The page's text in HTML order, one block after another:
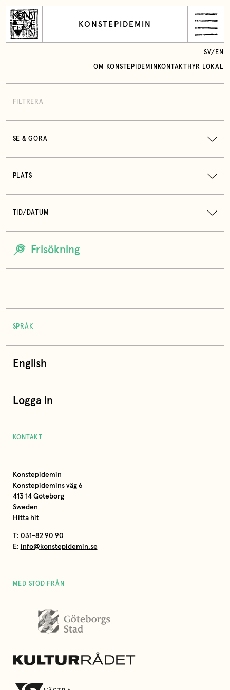
KONSTEPIDEMIN
OM KONSTEPIDEMIN KONTAKT HYR LOKAL
SV/ EN
FILTRERA
SE & GÖRA
PLATS
TID/DATUM
SPRÅK
English
Logga in
KONTAKT
Konstepidemin
Konstepidemins väg 6
413 14 Göteborg
Sweden
Hitta hit
T: 031-82 90 90
E: info@konstepidemin.se
MED STÖD FRÅN